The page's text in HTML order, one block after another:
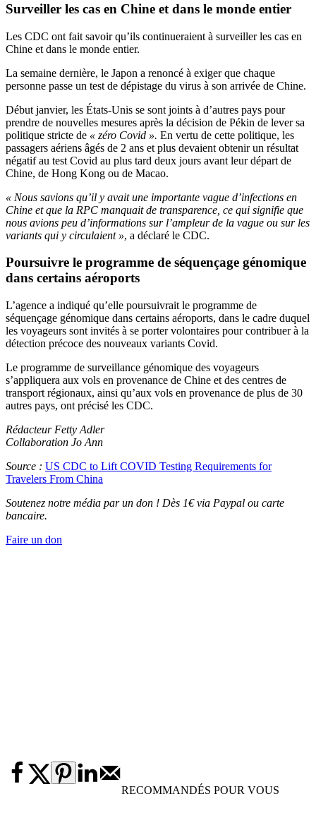
Surveiller les cas en Chine et dans le monde entier
Les CDC ont fait savoir qu’ils continueraient à surveiller les cas en
Chine et dans le monde entier.
La semaine dernière, le Japon a renoncé à exiger que chaque
personne passe un test de dépistage du virus à son arrivée de Chine.
Début janvier, les États-Unis se sont joints à d’autres pays pour
prendre de nouvelles mesures après la décision de Pékin de lever sa
politique stricte de « zéro Covid ». En vertu de cette politique, les
passagers aériens âgés de 2 ans et plus devaient obtenir un résultat
négatif au test Covid au plus tard deux jours avant leur départ de
Chine, de Hong Kong ou de Macao.
« Nous savions qu’il y avait une importante vague d’infections en
Chine et que la RPC manquait de transparence, ce qui signifie que
nous avions peu d’informations sur l’ampleur de la vague ou sur les
variants qui y circulaient », a déclaré le CDC.
Poursuivre le programme de séquençage génomique
dans certains aéroports
L’agence a indiqué qu’elle poursuivrait le programme de
séquençage génomique dans certains aéroports, dans le cadre duquel
les voyageurs sont invités à se porter volontaires pour contribuer à la
détection précoce des nouveaux variants Covid.
Le programme de surveillance génomique des voyageurs
s’appliquera aux vols en provenance de Chine et des centres de
transport régionaux, ainsi qu’aux vols en provenance de plus de 30
autres pays, ont précisé les CDC.
Rédacteur Fetty Adler
Collaboration Jo Ann
Source : US CDC to Lift COVID Testing Requirements for
Travelers From China
Soutenez notre média par un don ! Dès 1€ via Paypal ou carte
bancaire.
Faire un don
RECOMMANDÉS POUR VOUS